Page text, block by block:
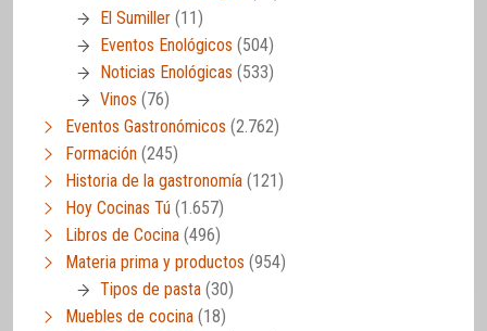
El Sumiller (11)
Eventos Enológicos (504)
Noticias Enológicas (533)
Vinos (76)
Eventos Gastronómicos (2.762)
Formación (245)
Historia de la gastronomía (121)
Hoy Cocinas Tú (1.657)
Libros de Cocina (496)
Materia prima y productos (954)
Tipos de pasta (30)
Muebles de cocina (18)